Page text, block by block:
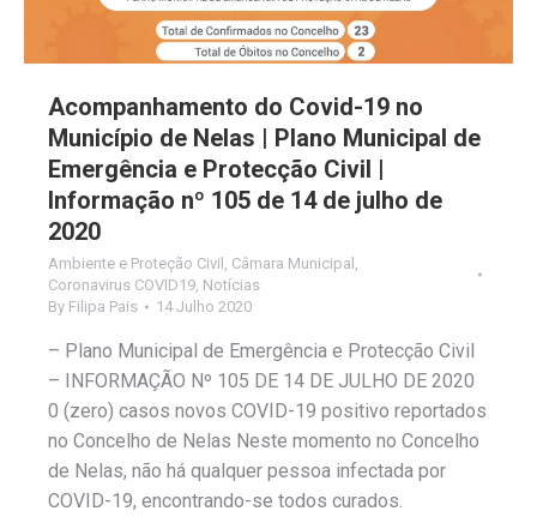
Acompanhamento do Covid-19 no
Município de Nelas | Plano Municipal de
Emergência e Protecção Civil |
Informação nº 105 de 14 de julho de
2020
Ambiente e Proteção Civil Câmara Municipal
Coronavirus COVID19 Notícias
By Filipa Pais 14 Julho 2020
– Plano Municipal de Emergência e Protecção Civil
– INFORMAÇÃO Nº 105 DE 14 DE JULHO DE 2020
0 (zero) casos novos COVID-19 positivo reportados
no Concelho de Nelas Neste momento no Concelho
de Nelas, não há qualquer pessoa infectada por
COVID-19, encontrando-se todos curados.